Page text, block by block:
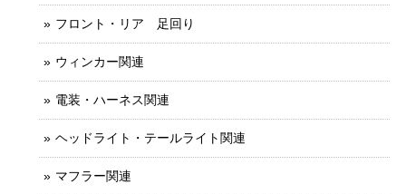
フロント・リア 足回り
ウィンカー関連
電装・ハーネス関連
ヘッドライト・テールライト関連
マフラー関連